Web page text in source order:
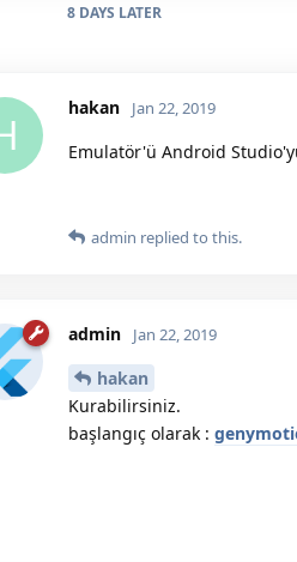
8 DAYS LATER
hakan Jan 22, 2019
Emulatör'ü Android
admin replied to this.
admin Jan 22, 2019
hakan
Kurabilirsiniz.
başlangıç olarak :